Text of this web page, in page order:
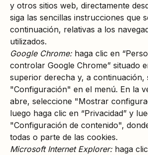
y otros sitios web, directamente
siga las sencillas instrucciones que
continuación, relativas a los
utilizados.
Google Chrome:haga clic en
controlar Google Chrome” situado
superior derecha y, a continuación,
"Configuración" en el menú. En la
abre, seleccione "Mostrar
luego haga clic en “Privacidad” y
"Configuración de contenido",
todas o parte de las cookies.
Microsoft Internet Explorer:haga